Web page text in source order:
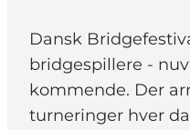
Quoi faire
Hébergements
Planifiez votre
Dansk
bridgespillere -
kommende. Der
turneringer hver